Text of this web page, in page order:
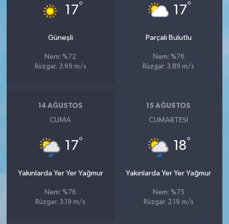
17°
Güneşli
Nem: %72
Rüzgar: 3.69 m/s
17°
Parçalı Bulutlu
Nem: %76
Rüzgar: 3.89 m/s
14 AĞUSTOS
CUMA
17°
Yakınlarda Yer Yer Yağmur
Nem: %76
Rüzgar: 3.19 m/s
15 AĞUSTOS
CUMARTESI
18°
Yakınlarda Yer Yer Yağmur
Nem: %75
Rüzgar: 2.19 m/s